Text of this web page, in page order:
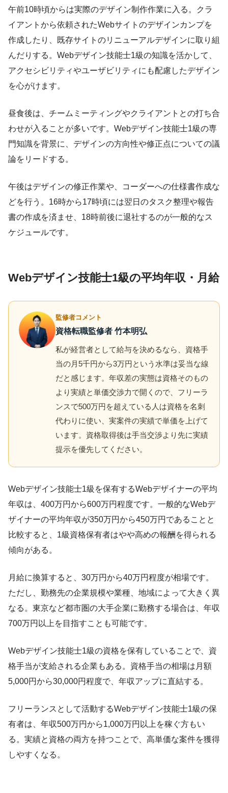
午前10時頃からは実際のデザイン制作作業に入る。クラ
イアントから依頼されたWebサイトのデザインカンプを
作成したり、既存サイトのリニューアルデザインに取り組
んだりする。Webデザイン技能士1級の知識を活かして、
アクセシビリティやユーザビリティにも配慮したデザイン
を心がけます。
昼食後は、チームミーティングやクライアントとの打ち合
わせが入ることが多いです。Webデザイン技能士1級の専
門知識を背景に、デザインの方向性や修正点についての議
論をリードする。
午後はデザインの修正作業や、コーダーへの仕様書作成な
どを行う。16時から17時頃には翌日のタスク整理や報告
書の作成を済ませ、18時前後に退社するのが一般的なス
ケジュールです。
Webデザイン技能士1級の平均年収・月給
監修者コメント
資格転職監修者 竹本明弘
私が経営者として給与を決めるなら、資格手
当の月5千円から3万円という水準は妥当な線
だと感じます。年収差の実態は資格そのもの
より実績と単価交渉力で開くので、フリーラ
ンスで500万円を超えている人は資格を名刺
代わりに使い、実案件の実績で単価を上げて
います。資格取得後は手当交渉より先に実績
提示を優先してください。
Webデザイン技能士1級を保有するWebデザイナーの平均
年収は、400万円から600万円程度です。一般的なWebデ
ザイナーの平均年収が350万円から450万円であることと
比較すると、1級資格保有者はやや高めの報酬を得られる
傾向がある。
月給に換算すると、30万円から40万円程度が相場です。
ただし、勤務先の企業規模や業種、地域によって大きく異
なる。東京など都市圏の大手企業に勤務する場合は、年収
700万円以上を目指すことも可能です。
Webデザイン技能士1級の資格を保有していることで、資
格手当が支給される企業もある。資格手当の相場は月額
5,000円から30,000円程度で、年収アップに直結する。
フリーランスとして活動するWebデザイン技能士1級の保
有者は、年収500万円から1,000万円以上を稼ぐ方もい
る。実績と資格の両方を持つことで、高単価な案件を獲得
しやすくなる。